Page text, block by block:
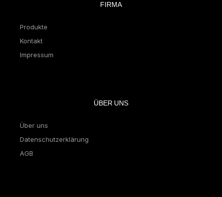
FIRMA
Produkte
Kontakt
Impressum
ÜBER UNS
Über uns
Datenschutzerklärung
AGB